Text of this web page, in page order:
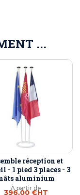
...
réception et
- 1 pied 3 places - 3
aluminium
À partir de
396,00 €HT